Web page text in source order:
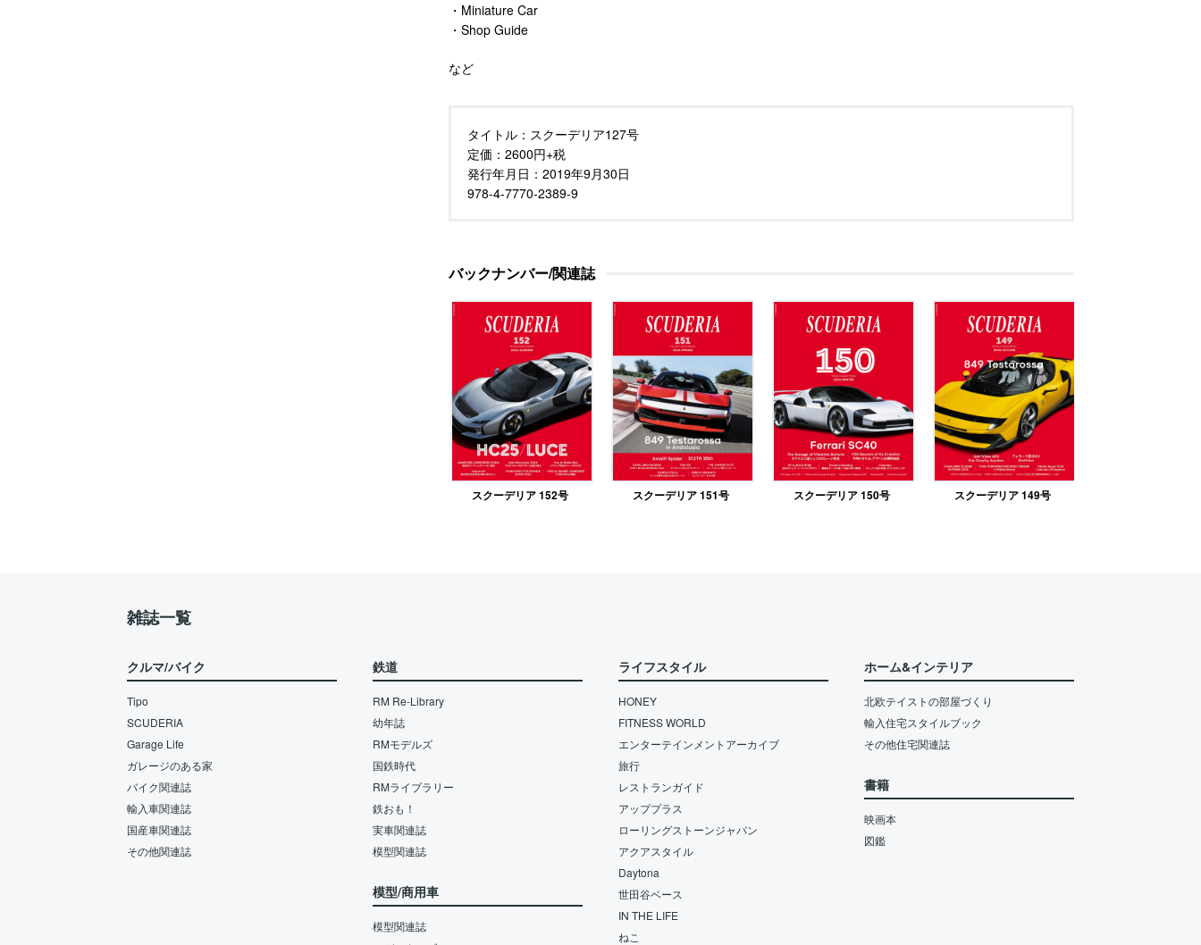
・Miniature Car
・Shop Guide
など
タイトル： スクーデリア127号
定価： 2600円+税
発行年月日： 2019年9月30日
978-4-7770-2389-9
バックナンバー/関連誌
スクーデリア 152号 スクーデリア 151号 スクーデリア 150号 スクーデリア 149号
雑誌一覧
クルマ/バイク
Tipo
SCUDERIA
Garage Life
ガレージのある家
バイク関連誌
輸入車関連誌
国産車関連誌
その他関連誌
鉄道
RM Re-Library
幼年誌
RMモデルズ
国鉄時代
RMライブラリー
鉄おも！
実車関連誌
模型関連誌
模型/商用車
模型関連誌
ライフスタイル
HONEY
FITNESS WORLD
エンターテインメントアーカイブ
旅行
レストランガイド
アッププラス
ローリングストーンジャパン
アクアスタイル
Daytona
世田谷ベース
IN THE LIFE
ねこ
ホーム&インテリア
北欧テイストの部屋づくり
輸入住宅スタイルブック
その他住宅関連誌
書籍
映画本
図鑑